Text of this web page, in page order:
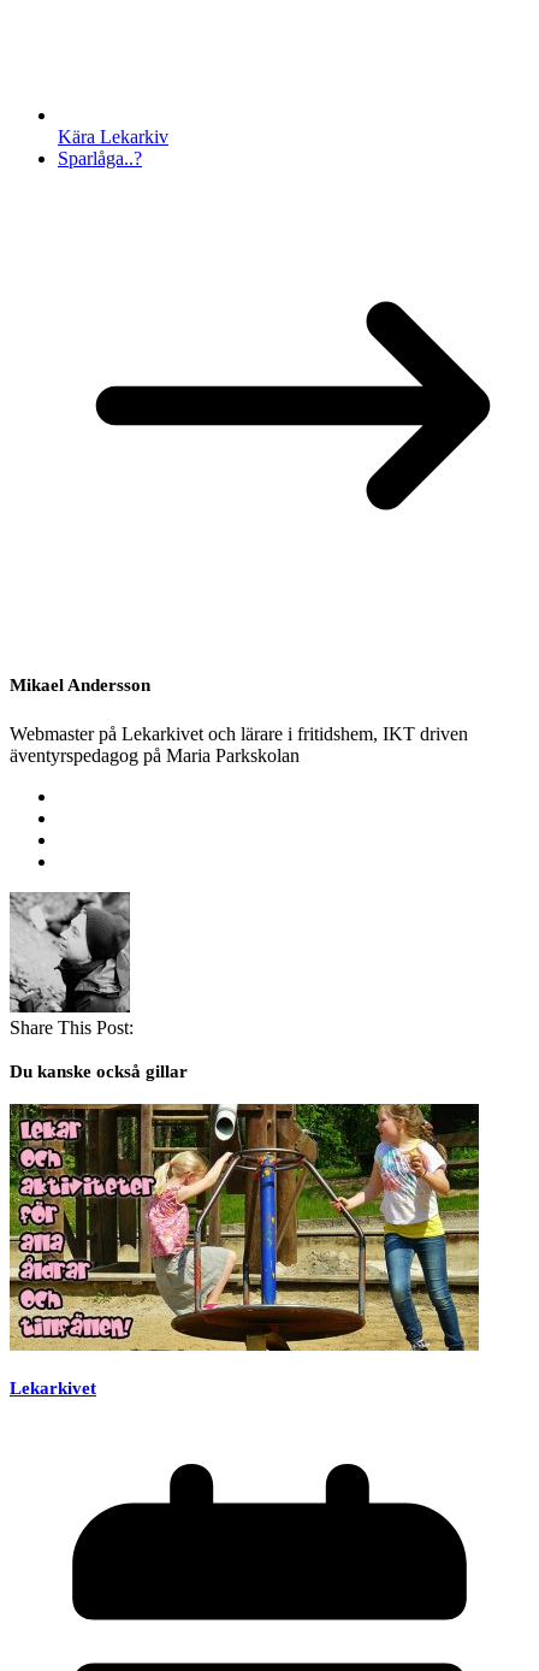
Kära Lekarkiv
Sparlåga..?
Mikael Andersson
Webmaster på Lekarkivet och lärare i fritidshem, IKT driven
äventyrspedagog på Maria Parkskolan
Share This Post:
Du kanske också gillar
Lekarkivet